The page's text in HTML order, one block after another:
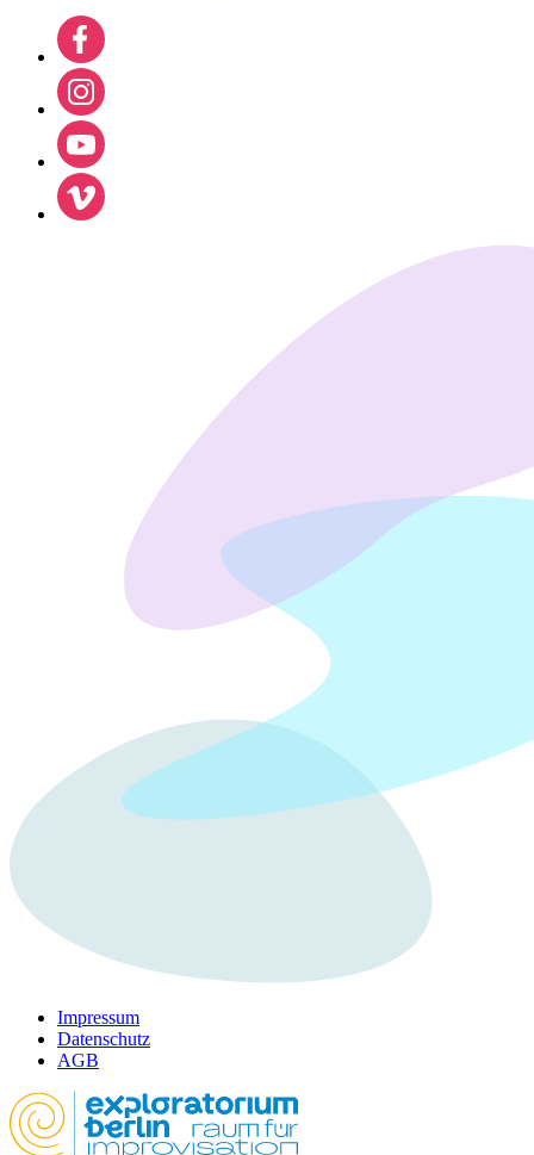
Impressum
Datenschutz
AGB